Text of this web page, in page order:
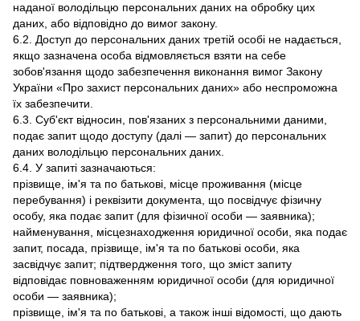
наданої володільцю персональних даних на обробку цих
даних, або відповідно до вимог закону.
6.2. Доступ до персональних даних третій особі не надається,
якщо зазначена особа відмовляється взяти на себе
зобов'язання щодо забезпечення виконання вимог Закону
України «Про захист персональних даних» або неспроможна
їх забезпечити.
6.3. Суб'єкт відносин, пов'язаних з персональними даними,
подає запит щодо доступу (далі — запит) до персональних
даних володільцю персональних даних.
6.4. У запиті зазначаються:
прізвище, ім'я та по батькові, місце проживання (місце
перебування) і реквізити документа, що посвідчує фізичну
особу, яка подає запит (для фізичної особи — заявника);
найменування, місцезнаходження юридичної особи, яка подає
запит, посада, прізвище, ім'я та по батькові особи, яка
засвідчує запит; підтвердження того, що зміст запиту
відповідає повноваженням юридичної особи (для юридичної
особи — заявника);
прізвище, ім'я та по батькові, а також інші відомості, що дають